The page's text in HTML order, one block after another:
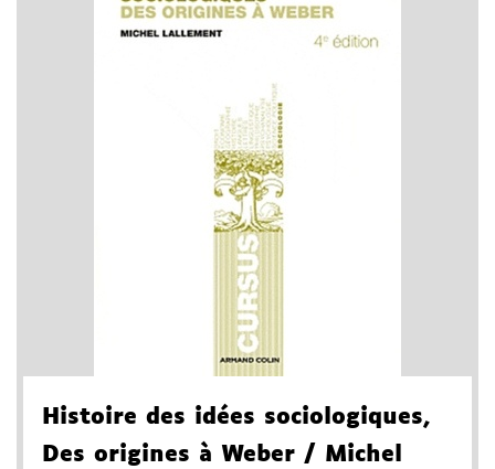
Histoire des idées sociologiques,
Des origines à Weber / Michel